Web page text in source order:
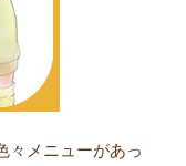
々メニューがあっ